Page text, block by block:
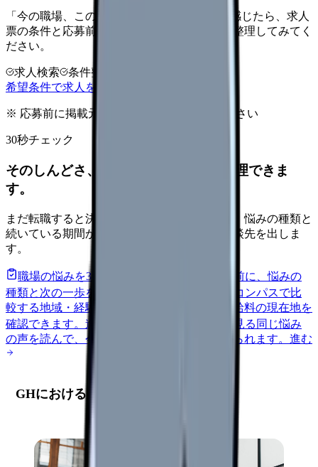
「今の職場、このままでいいのかな...」そう感じたら、求人
票の条件と応募前に確認したい不安を分けて整理してみてく
ださい。
求人検索 条件整理
希望条件で求人を探す
※ 応募前に掲載元の最新情報を確認してください
30秒チェック
そのしんどさ、転職すべきサインか整理できま
す。
まだ転職すると決めていなくても大丈夫です。悩みの種類と
続いている期間から、次に見るべき記事と相談先を出しま
す。
職場の悩みを30秒で診断
辞めるべきか迷う前に、悩みの
種類と次の一歩を整理します。
給料コンパスで比
較する地域・経験年数・施設形態から、今の給料の現在地を
確認できます。 進む 匿名掲示板で本音を見る 同じ悩み
の声を読んで、今の職場だけの問題か確かめられます。 進む
GHにおける人材定着の現状分析